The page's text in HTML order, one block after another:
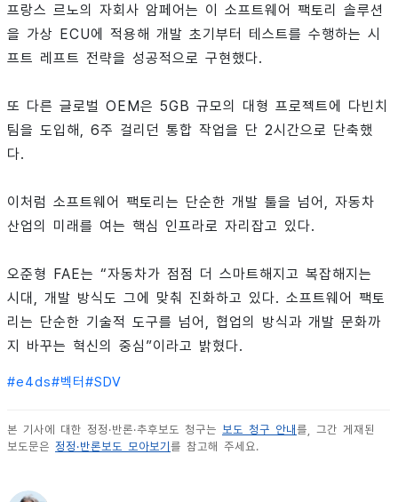
프랑스 르노의 자회사 암페어는 이 소프트웨어 팩토리 솔루션
을 가상 ECU에 적용해 개발 초기부터 테스트를 수행하는 시
프트 레프트 전략을 성공적으로 구현했다.
또 다른 글로벌 OEM은 5GB 규모의 대형 프로젝트에 다빈치
팀을 도입해, 6주 걸리던 통합 작업을 단 2시간으로 단축했
다.
이처럼 소프트웨어 팩토리는 단순한 개발 툴을 넘어, 자동차
산업의 미래를 여는 핵심 인프라로 자리잡고 있다.
오준형 FAE는 “자동차가 점점 더 스마트해지고 복잡해지는
시대, 개발 방식도 그에 맞춰 진화하고 있다. 소프트웨어 팩토
리는 단순한 기술적 도구를 넘어, 협업의 방식과 개발 문화까
지 바꾸는 혁신의 중심”이라고 밝혔다.
#e4ds#벡터 #SDV
본 기사에 대한 정정·반론·추후보도 청구는 보도 청구 안내 를, 그간 게재된
보도문은 정정·반론보도 모아보기 를 참고해 주세요.